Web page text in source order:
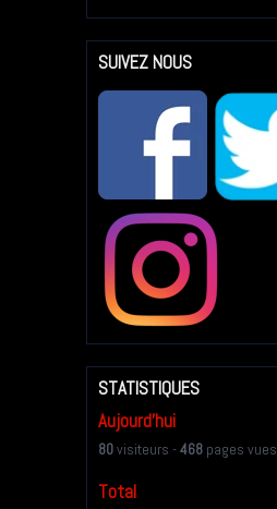
SUIVEZ NOUS
STATISTIQUES
Aujourd'hui
80visiteurs -468pages vues
Total